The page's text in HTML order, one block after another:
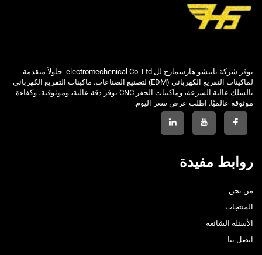
توفر شركة تايتشو هارسمارج لل electromechenical Co. Ltd. حلولاً متقدمة
لماكينات التفريغ الكهربائي (EDM) لتصنيع الصناعات. ماكينات التفريغ الكهربائي
بالسلك عالية السرعة، وماكينات الحفر CNC توفر دقة عالية، وموثوقية، وكفاءة.
موثوقة عالميًا. اطلب عرض سعر اليوم.
روابط مفيدة
من نحن
المنتجات
الأسئلة الشائعة
اتصل بنا